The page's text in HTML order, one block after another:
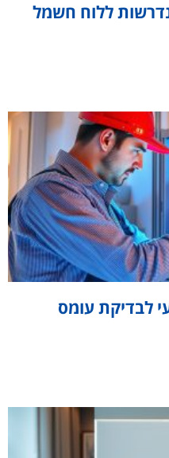
ללוח חשמל
לבדיקת עומס